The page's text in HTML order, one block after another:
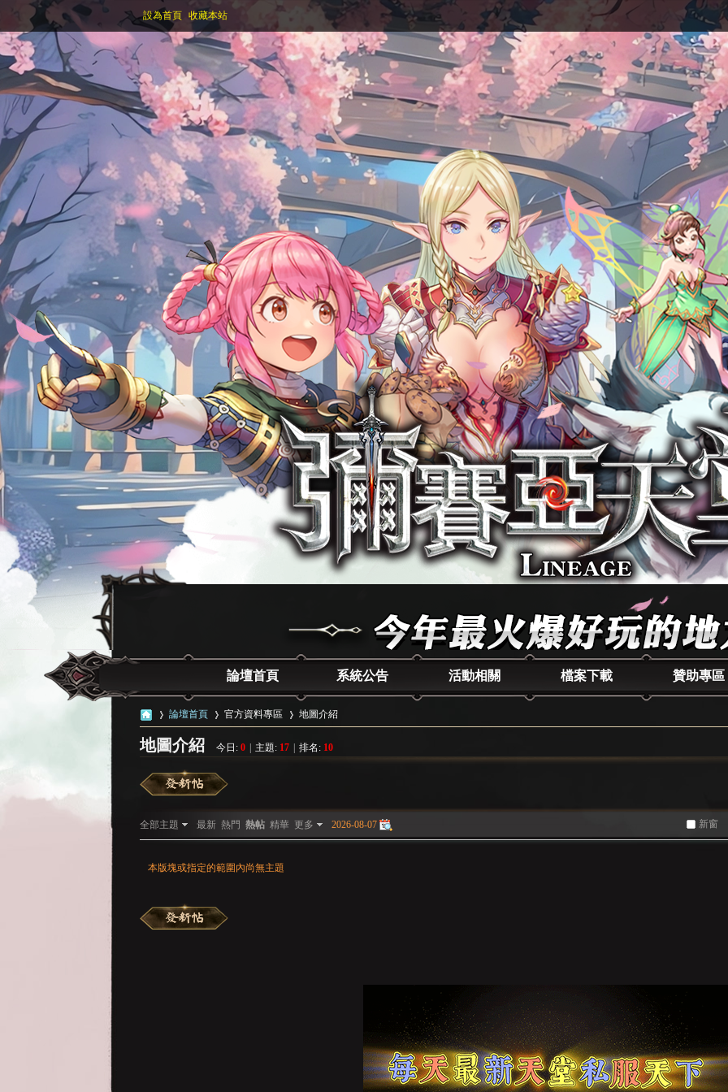
設為首頁 收藏本站
論壇首頁 系統公告 活動相關 檔案下載 贊助專區
彌
論壇首頁
›
官方資料專區 地圖介紹
地圖介紹 今日: 0 主題: 17 排名: 10
新窗
全部主題 最新 熱門 熱帖 精華 更多 2026-08-07
本版塊或指定的範圍內尚無主題